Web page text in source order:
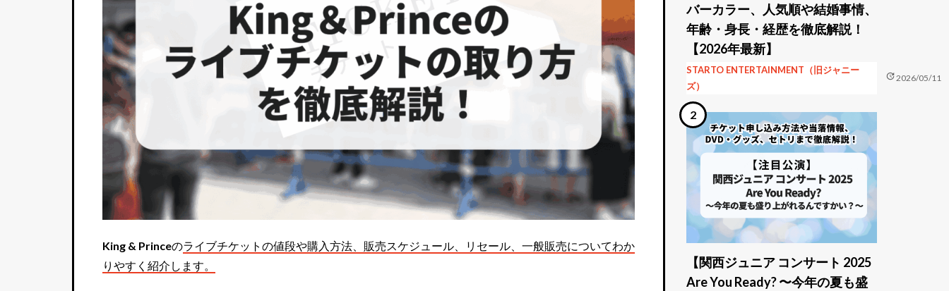
King & Princeのライブチケットの値段や購入方法、販売スケジュール、リセール、一般販売についてわか
りやすく紹介します。
バーカラー、人気順や結婚事情、
年齢・身長・経歴を徹底解説！
【2026年最新】
STARTO ENTERTAINMENT（旧ジャニー
ズ）
update2026/05/11
【関西ジュニア コンサート 2025
Are You Ready? 〜今年の夏も盛